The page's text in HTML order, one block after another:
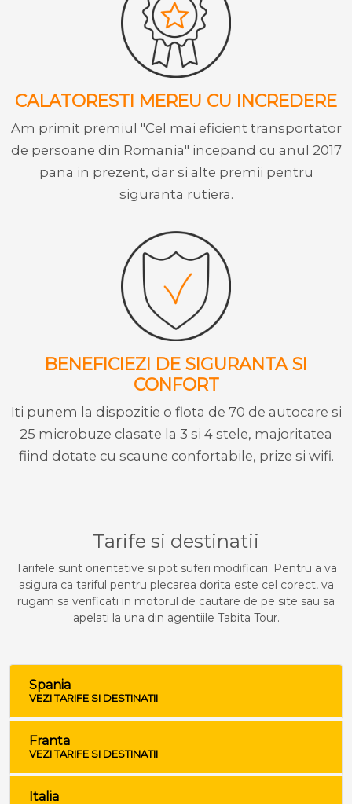
CALATORESTI MEREU CU INCREDERE
Am primit premiul "Cel mai eficient transportator
de persoane din Romania" incepand cu anul 2017
pana in prezent, dar si alte premii pentru
siguranta rutiera.
BENEFICIEZI DE SIGURANTA SI
CONFORT
Iti punem la dispozitie o flota de 70 de autocare si
25 microbuze clasate la 3 si 4 stele, majoritatea
fiind dotate cu scaune confortabile, prize si wifi.
Tarife si destinatii
Tarifele sunt orientative si pot suferi modificari. Pentru a va
asigura ca tariful pentru plecarea dorita este cel corect, va
rugam sa verificati in motorul de cautare de pe site sau sa
apelati la una din agentiile Tabita Tour.
Spania
VEZI TARIFE SI DESTINATII
Franta
VEZI TARIFE SI DESTINATII
Italia